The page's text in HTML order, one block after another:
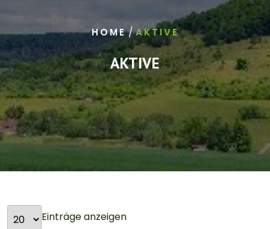
HOME/AKTIVE
AKTIVE
Einträge anzeigen